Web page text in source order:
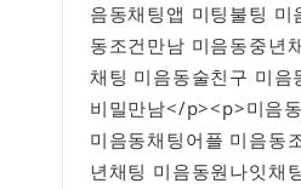
음동채팅앱 미팅불팅 미
동조건만남 미음동중년
채팅 미음동술친구 미음
비밀만남</p><p>미음
미음동채팅어플 미음동
년채팅 미음동원나잇채